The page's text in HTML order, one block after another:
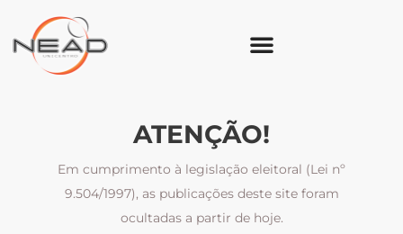
ATENÇÃO!
Em cumprimento à legislação eleitoral (Lei nº
9.504/1997), as publicações deste site foram
ocultadas a partir de hoje.